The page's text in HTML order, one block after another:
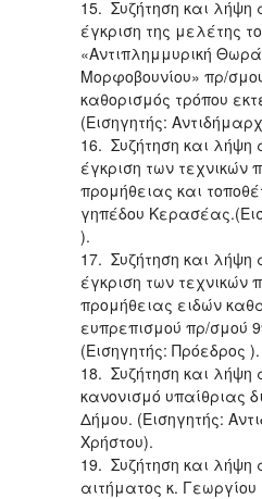
15. Συζήτηση και
έγκριση της μελέτης
«Αντιπλημμυρική
Μορφοβουνίου» πρ/
καθορισμός τρόπου
(Εισηγητής:
16. Συζήτηση και
έγκριση των
προμήθειας και
γηπέδου
).
17. Συζήτηση και
έγκριση των
προμήθειας ειδών
ευπρεπισμού πρ/σμού
(Εισηγητής: Πρόεδρος ).
18. Συζήτηση και
κανονισμό υπαίθριας
Δήμου. (Εισηγητής:
Χρήστου).
19. Συζήτηση και
αιτήματος κ.